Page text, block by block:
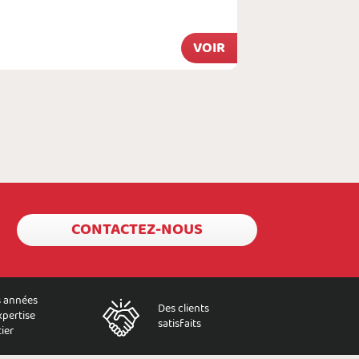
VOIR
CONTACTEZ-NOUS
années
Des clients
satisfaits